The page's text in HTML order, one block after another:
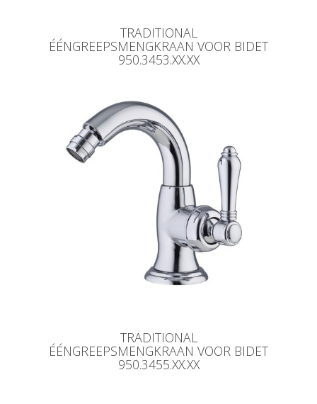
TRADITIONAL
ÉÉNGREEPSMENGKRAAN VOOR BIDET
950.3453.XX.XX
TRADITIONAL
ÉÉNGREEPSMENGKRAAN VOOR BIDET
950.3455.XX.XX